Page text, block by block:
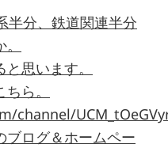
半分、鉄道関連半分
思います。
ら。
ブログ＆ホームペー